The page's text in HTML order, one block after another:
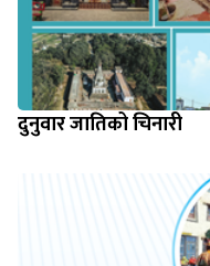
दुनुवार जातिको चिनारी